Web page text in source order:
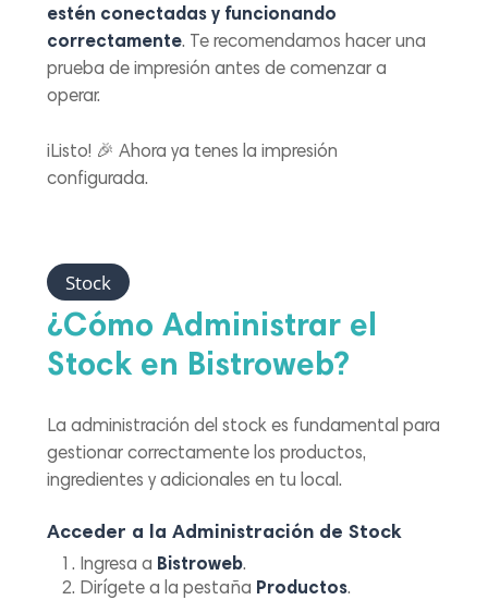
estén conectadas y funcionando
correctamente. Te recomendamos hacer una
prueba de impresión antes de comenzar a
operar.
¡Listo! 🎉 Ahora ya tenes la impresión
configurada.
Stock
¿Cómo Administrar el
Stock en Bistroweb?
La administración del stock es fundamental para
gestionar correctamente los productos,
ingredientes y adicionales en tu local.
Acceder a la Administración de Stock
Ingresa a Bistroweb.
Dirígete a la pestaña Productos.